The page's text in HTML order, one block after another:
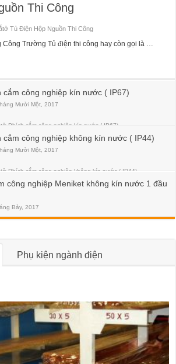
Thi Công
ở Tủ Điện Hộp Nguồn Thi Công
Trường Tủ điện thi công hay còn gọi là …
cắm công nghiệp kín nước ( IP67)
Mười Một, 2017
ở Phích cắm công nghiệp kín nước ( IP67)
cắm công nghiệp không kín nước ( IP44)
Mười Một, 2017
ở Phích cắm công nghiệp không kín nước ( IP44)
công nghiệp Meniket không kín nước 1 đầu
Bảy, 2017
Phụ kiện ngành điện